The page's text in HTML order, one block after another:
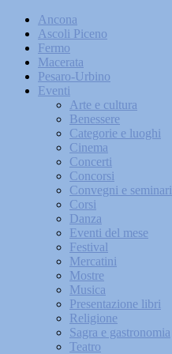
Ancona
Ascoli Piceno
Fermo
Macerata
Pesaro-Urbino
Eventi
Arte e cultura
Benessere
Categorie e luoghi
Cinema
Concerti
Concorsi
Convegni e seminari
Corsi
Danza
Eventi del mese
Festival
Mercatini
Mostre
Musica
Presentazione libri
Religione
Sagra e gastronomia
Teatro